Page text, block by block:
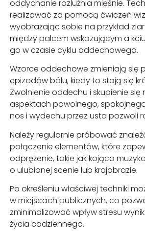
oddychanie rozluźnia mięśnie.
realizować za pomocą ćwiczeń
wyobrażając sobie na przykład
między palcem wskazującym a
go w czasie cyklu oddechowego.
Wzorce oddechowe zmieniają się
epizodów bólu, kiedy to stają się
Zwolnienie oddechu i skupienie się
aspektach powolnego,
nos i wydechu przez usta pozwoli
Należy regularnie próbować
połączenie elementów, które
odprężenie, takie jak kojąca
o ulubionej scenie lub krajobrazie.
Po określeniu właściwej techniki
w miejscach publicznych, co
zminimalizować wpływ stresu
życia codziennego.